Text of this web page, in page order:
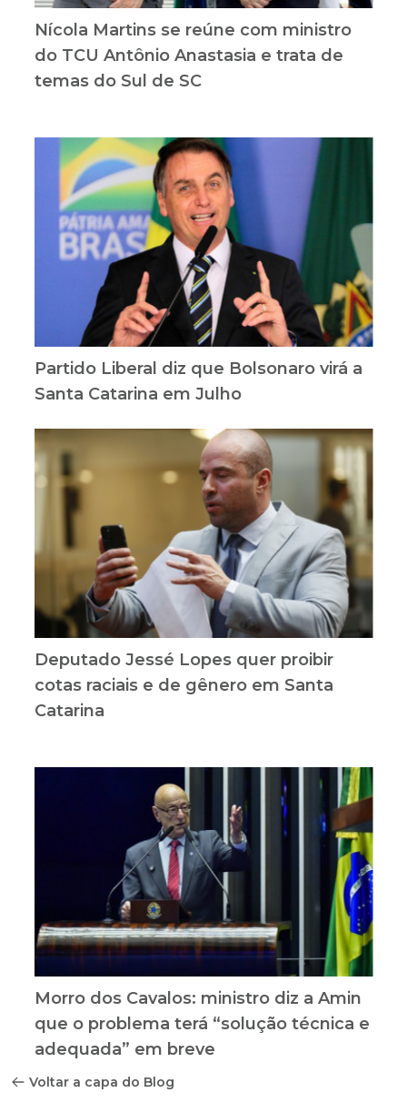
Nícola Martins se reúne com ministro
do TCU Antônio Anastasia e trata de
temas do Sul de SC
Partido Liberal diz que Bolsonaro virá a
Santa Catarina em Julho
Deputado Jessé Lopes quer proibir
cotas raciais e de gênero em Santa
Catarina
Morro dos Cavalos: ministro diz a Amin
que o problema terá “solução técnica e
adequada” em breve
Voltar a capa do Blog